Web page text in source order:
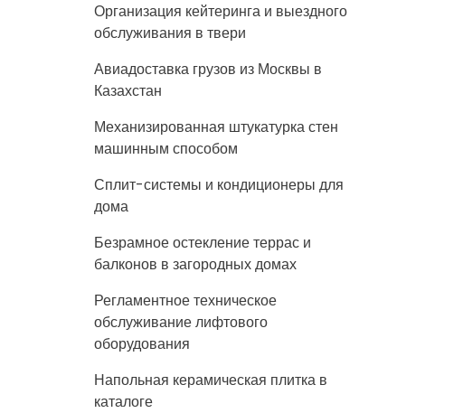
Организация кейтеринга и выездного
обслуживания в твери
Авиадоставка грузов из Москвы в
Казахстан
Механизированная штукатурка стен
машинным способом
Сплит-системы и кондиционеры для
дома
Безрамное остекление террас и
балконов в загородных домах
Регламентное техническое
обслуживание лифтового
оборудования
Напольная керамическая плитка в
каталоге